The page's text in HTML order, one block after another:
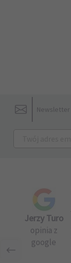
Newsletter
Jerzy Turo
opinia z
google